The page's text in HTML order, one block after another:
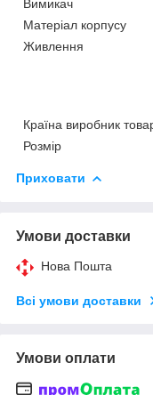
Вимикач
Матеріал корпусу
Живлення
Країна виробник
Розмір
Приховати
Умови доставки
Нова Пошта
Всі умови доставки
Умови оплати